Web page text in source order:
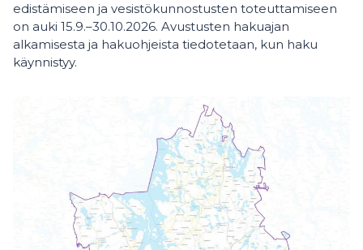
edistämiseen ja vesistökunnostusten toteuttamiseen
on auki 15.9.–30.10.2026. Avustusten hakuajan
alkamisesta ja hakuohjeista tiedotetaan, kun haku
käynnistyy.